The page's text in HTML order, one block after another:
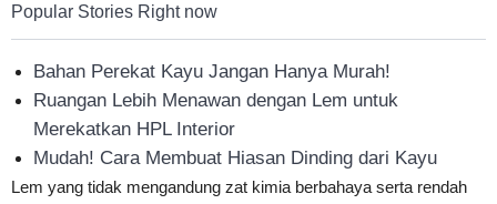
Popular Stories Right now
Bahan Perekat Kayu Jangan Hanya Murah!
Ruangan Lebih Menawan dengan Lem untuk
Merekatkan HPL Interior
Mudah! Cara Membuat Hiasan Dinding dari Kayu
Lem yang tidak mengandung zat kimia berbahaya serta rendah